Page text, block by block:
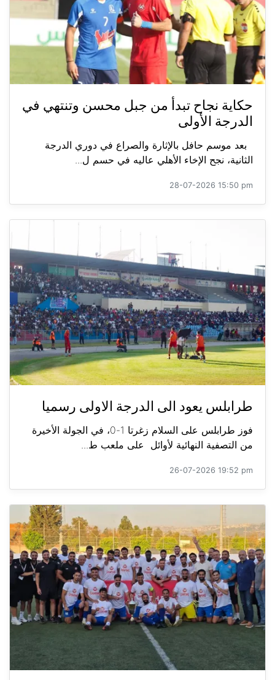
حكاية نجاح تبدأ من جبل محسن وتنتهي في
الدرجة الأولى
بعد موسم حافل بالإثارة والصراع في دوري الدرجة
الثانية، نجح الإخاء الأهلي عاليه في حسم ل...
28-07-2026 15:50 pm
طرابلس يعود الى الدرجة الاولى رسميا
فوز طرابلس على السلام زغرتا 1-0، في الجولة الأخيرة
من التصفية النهائية لأوائل على ملعب ط...
26-07-2026 19:52 pm